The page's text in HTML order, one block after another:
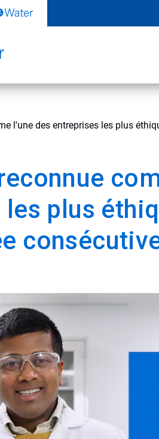
l'une des entreprises les plus
plus